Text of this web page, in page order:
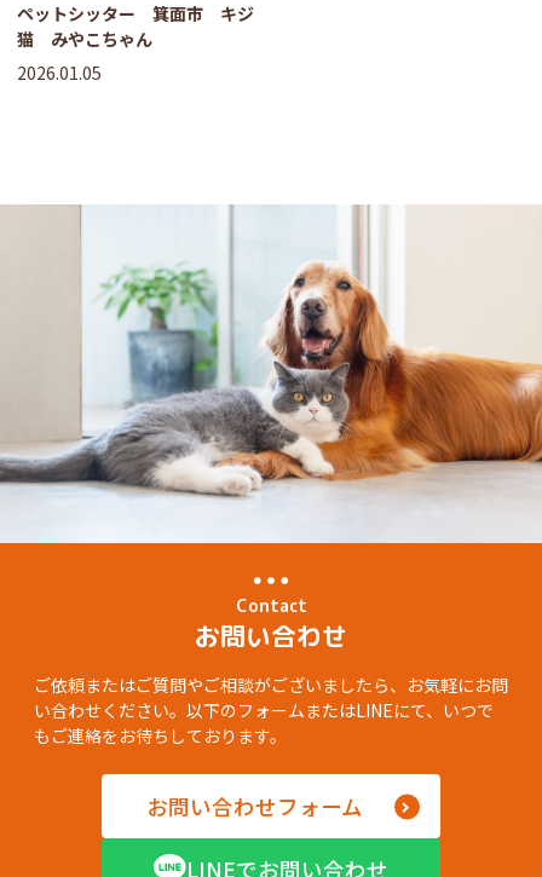
ペットシッター 箕面市 キジ
猫 みやこちゃん
2026.01.05
Contact
お問い合わせ
ご依頼またはご質問やご相談がございましたら、お気軽にお問
い合わせください。以下のフォームまたはLINEにて、いつで
もご連絡をお待ちしております。
お問い合わせフォーム
LINEでお問い合わせ